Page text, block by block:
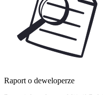
Raport o deweloperze